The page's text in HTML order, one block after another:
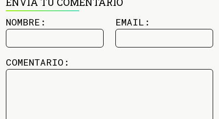
NOMBRE: EMAIL:
COMENTARIO: